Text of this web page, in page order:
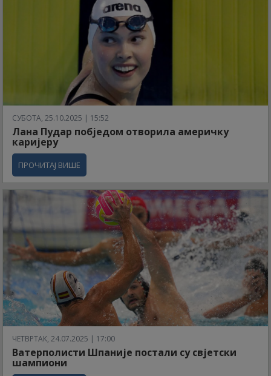
СУБОТА, 25.10.2025 | 15:52
Лана Пудар побједом отворила америчку
каријеру
ПРОЧИТАЈ ВИШЕ
ЧЕТВРТАК, 24.07.2025 | 17:00
Ватерполисти Шпаније постали су свјетски
шампиони